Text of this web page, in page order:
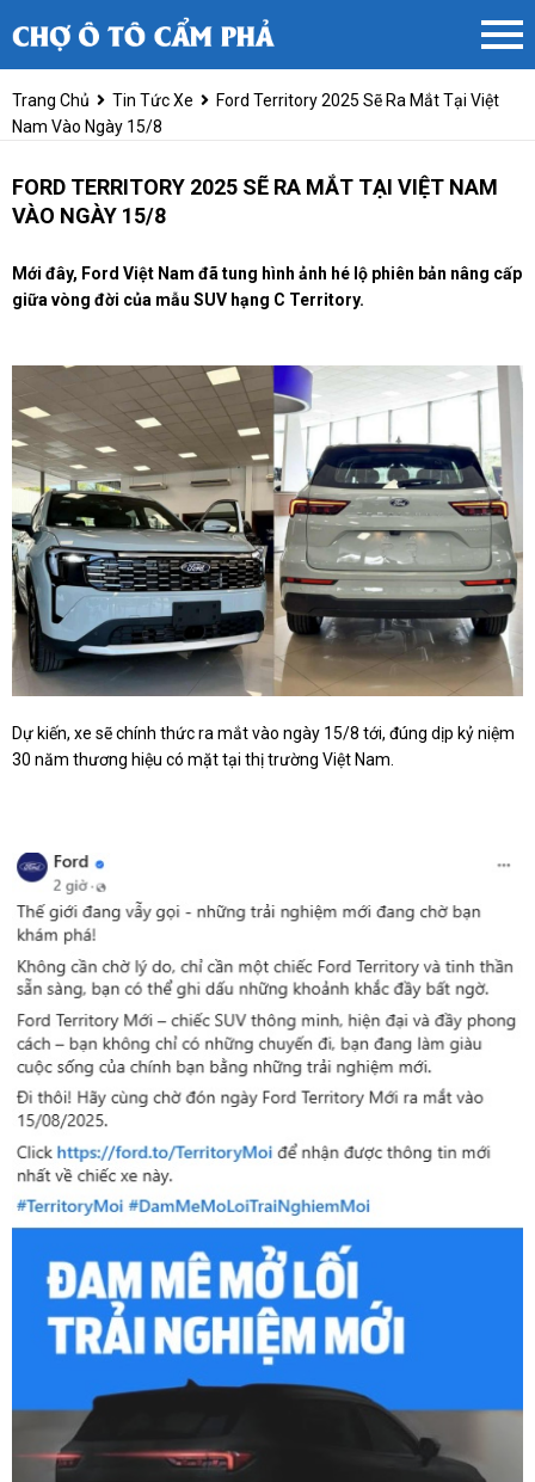
Trang Chủ Tin Tức Xe
Ford Territory 2025 Sẽ Ra Mắt Tại Việt
Nam Vào Ngày 15/8
FORD TERRITORY 2025 SẼ RA MẮT TẠI VIỆT NAM
VÀO NGÀY 15/8
Mới đây, Ford Việt Nam đã tung hình ảnh hé lộ phiên bản nâng cấp
giữa vòng đời của mẫu SUV hạng C Territory.
Dự kiến, xe sẽ chính thức ra mắt vào ngày 15/8 tới, đúng dịp kỷ niệm
30 năm thương hiệu có mặt tại thị trường Việt Nam.